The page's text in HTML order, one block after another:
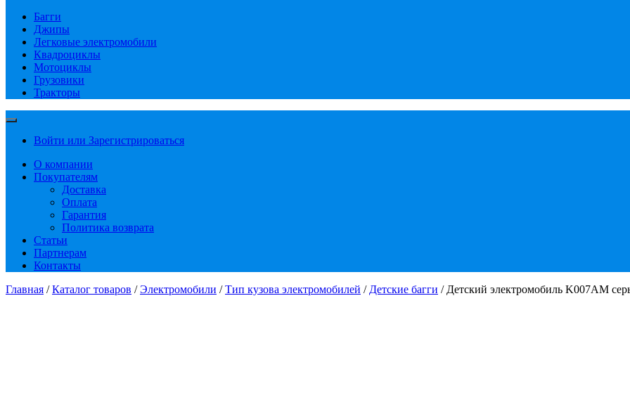
Багги
Джипы
Легковые электромобили
Квадроциклы
Мотоциклы
Грузовики
Тракторы
Войти или Зарегистрироваться
О компании
Покупателям
Доставка
Оплата
Гарантия
Политика возврата
Статьи
Партнерам
Контакты
Главная /Каталог товаров /Электромобили /Тип кузова электромобилей / Детские багги / Детский электромобиль K007AM